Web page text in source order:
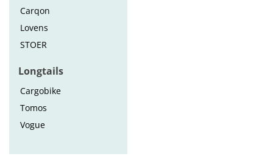
Carqon
Lovens
STOER
Longtails
Cargobike
Tomos
Vogue